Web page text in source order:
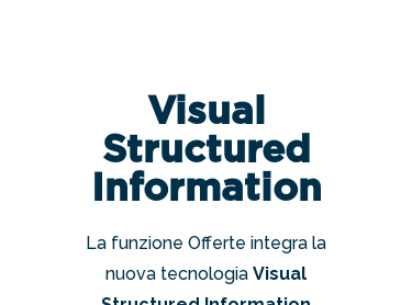
Visual
Structured
Information
La funzione Offerte integra la
nuova tecnologia Visual